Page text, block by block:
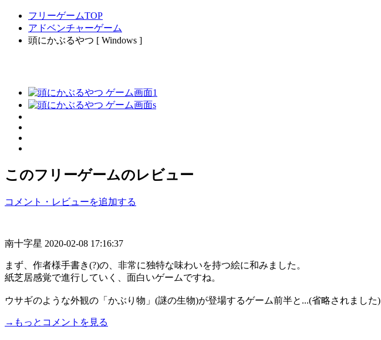
フリーゲームTOP
アドベンチャーゲーム
頭にかぶるやつ [ Windows ]
このフリーゲームのレビュー
コメント・レビューを追加する
南十字星 2020-02-08 17:16:37
まず、作者様手書き(?)の、非常に独特な味わいを持つ絵に和みました。
紙芝居感覚で進行していく、面白いゲームですね。
ウサギのような外観の「かぶり物」(謎の生物)が登場するゲーム前半と...(省略されました)
→もっとコメントを見る